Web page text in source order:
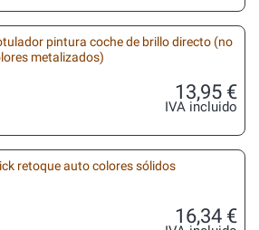
pintura coche de brillo directo (no
metalizados)
13,95 €
IVA incluido
retoque auto colores sólidos
16,34 €